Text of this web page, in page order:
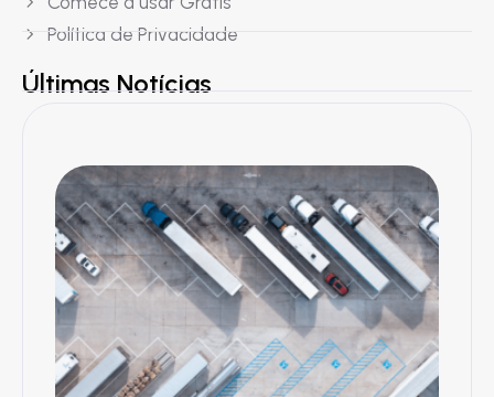
Política de Privacidade
Últimas Notícias